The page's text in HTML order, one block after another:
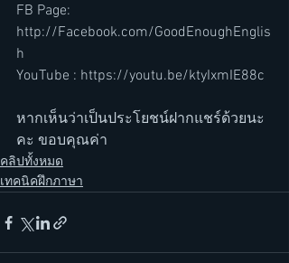
FB Page:
http://Facebook.com/GoodEnoughEnglis
h
YouTube : https://youtu.be/ktyIxmIE88c
หากเห็นว่าเป็นประโยชน์ฝากแชร์ด้วยนะ
คะ ขอบคุณค่า
คลิปทั้งหมด
เทคนิคฝึกภาษา